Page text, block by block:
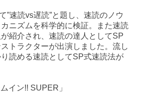
”速読vs遅読”と題し、速読のノウ
ニズムを科学的に検証。また速読
紹介され、速読の達人としてSP
トラクターが出演しました。流し
読める速読としてSP式速読法が
イン!! SUPER」